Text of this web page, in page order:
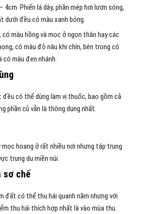
4cm. Phiến lá dày, phần mép hơi lượn sóng,
dưới đều có màu xanh bóng.
màu hồng và mọc ở ngọn thân hay các
có màu đỏ nâu khi chín, bên trong có
màu đen nhánh.
đều có thể dùng làm vị thuốc, bao gồm cả
phần củ vẫn là thông dụng nhất.
hoang ở rất nhiều nơi nhưng tập trung
trung du miền núi.
sơ chế
đất có thể thu hái quanh năm nhưng với
thu hái thích hợp nhất là vào mùa thu.